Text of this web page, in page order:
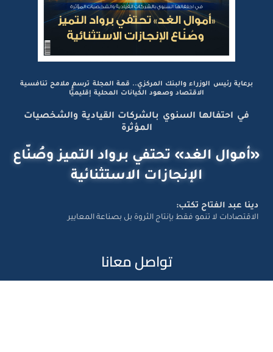
برعاية رئيس الوزراء والبنك المركزي.. قمة المجلة ترسم ملامح تنافسية
الاقتصاد وصعود الكيانات المحلية إقليميًّا
في احتفالها السنوي بالشركات القيادية والشخصيات
المؤثرة
«أموال الغد» تحتفي برواد التميز وصُنّاع
الإنجازات الاستثنائية
دينا عبد الفتاح تكتب:
الاقتصادات لا تنمو فقط بإنتاج الثروة بل بصناعة المعايير
تواصل معانا